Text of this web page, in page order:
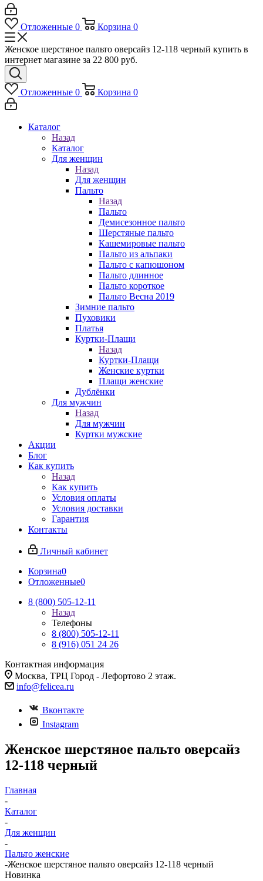
Отложенные 0 Корзина 0
Женское шерстяное пальто оверсайз 12-118 черный купить в
интернет магазине за 22 800 руб.
Отложенные 0 Корзина 0
Каталог
Назад
Каталог
Для женщин
Назад
Для женщин
Пальто
Назад
Пальто
Демисезонное пальто
Шерстяные пальто
Кашемировые пальто
Пальто из альпаки
Пальто с капюшоном
Пальто длинное
Пальто короткое
Пальто Весна 2019
Зимние пальто
Пуховики
Платья
Куртки-Плащи
Назад
Куртки-Плащи
Женские куртки
Плащи женские
Дублёнки
Для мужчин
Назад
Для мужчин
Куртки мужские
Акции
Блог
Как купить
Назад
Как купить
Условия оплаты
Условия доставки
Гарантия
Контакты
Личный кабинет
Корзина0
Отложенные0
8 (800) 505-12-11
Назад
Телефоны
8 (800) 505-12-11
8 (916) 051 24 26
Контактная информация
Москва, ТРЦ Город - Лефортово 2 этаж.
info@felicea.ru
Вконтакте
Instagram
Женское шерстяное пальто оверсайз
12-118 черный
Главная
-
Каталог
-
Для женщин
-
Пальто женские
-Женское шерстяное пальто оверсайз 12-118 черный
Новинка